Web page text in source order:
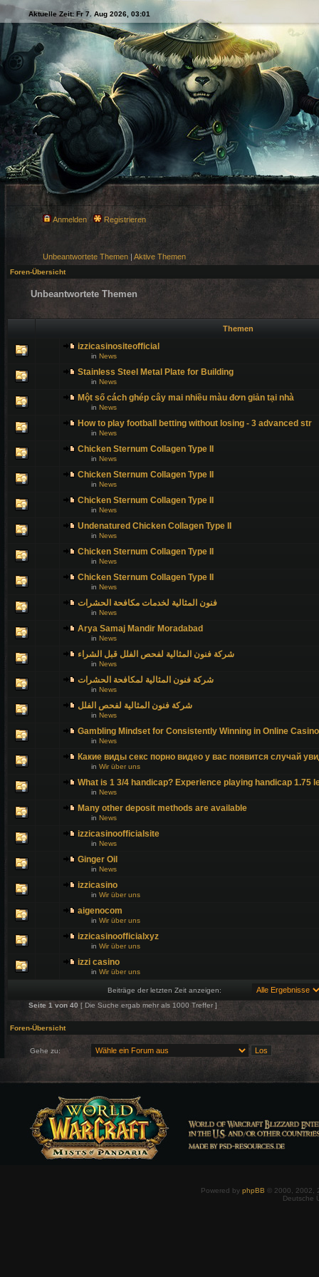
Aktuelle Zeit: Fr 7. Aug 2026, 03:01
Anmelden Registrieren
Unbeantwortete Themen | Aktive Themen
Foren-Übersicht
Unbeantwortete Themen
Themen
izzicasinositeofficial
in News
Stainless Steel Metal Plate for Building
in News
Một số cách ghép cây mai nhiều màu đơn giản tại nhà
in News
How to play football betting without losing - 3 advanced str
in News
Chicken Sternum Collagen Type II
in News
Chicken Sternum Collagen Type II
in News
Chicken Sternum Collagen Type II
in News
Undenatured Chicken Collagen Type II
in News
Chicken Sternum Collagen Type II
in News
Chicken Sternum Collagen Type II
in News
فنون المثالية لخدمات مكافحة الحشرات
in News
Arya Samaj Mandir Moradabad
in News
شركة فنون المثالية لفحص الفلل قبل الشراء
in News
شركة فنون المثالية لمكافحة الحشرات
in News
شركة فنون المثالية لفحص الفلل
in News
Gambling Mindset for Consistently Winning in Online
in News
Какие виды секс порно видео у вас появится случай
in Wir über uns
What is 1 3/4 handicap? Experience playing handicap 1.75
in News
Many other deposit methods are available
in News
izzicasinoofficialsite
in News
Ginger Oil
in News
izzicasino
in Wir über uns
aigenocom
in Wir über uns
izzicasinoofficialxyz
in Wir über uns
izzi casino
in Wir über uns
Beiträge der letzten Zeit anzeigen:
Seite 1 von40 [ Die Suche ergab mehr als 1000 Treffer ]
Foren-Übersicht
Gehe zu:
Powered by phpBB © 2000, 2002,
Deutsche